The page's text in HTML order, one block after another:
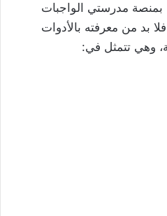
بمنصة مدرستي الواجبات
فلا بد من معرفته بالأدوات
وهي تتمثل في: